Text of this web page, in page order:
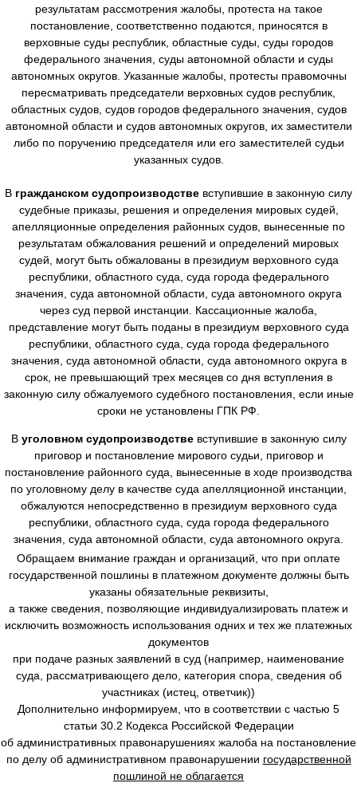
результатам рассмотрения жалобы, протеста на такое
постановление, соответственно подаются, приносятся в
верховные суды республик, областные суды, суды городов
федерального значения, суды автономной области и суды
автономных округов. Указанные жалобы, протесты правомочны
пересматривать председатели верховных судов республик,
областных судов, судов городов федерального значения, судов
автономной области и судов автономных округов, их заместители
либо по поручению председателя или его заместителей судьи
указанных судов.
В гражданском судопроизводстве вступившие в законную силу
судебные приказы, решения и определения мировых судей,
апелляционные определения районных судов, вынесенные по
результатам обжалования решений и определений мировых
судей, могут быть обжалованы в президиум верховного суда
республики, областного суда, суда города федерального
значения, суда автономной области, суда автономного округа
через суд первой инстанции. Кассационные жалоба,
представление могут быть поданы в президиум верховного суда
республики, областного суда, суда города федерального
значения, суда автономной области, суда автономного округа в
срок, не превышающий трех месяцев со дня вступления в
законную силу обжалуемого судебного постановления, если иные
сроки не установлены ГПК РФ.
В уголовном судопроизводствевступившие в законную силу
приговор и постановление мирового судьи, приговор и
постановление районного суда, вынесенные в ходе производства
по уголовному делу в качестве суда апелляционной инстанции,
обжалуются непосредственно в президиум верховного суда
республики, областного суда, суда города федерального
значения, суда автономной области, суда автономного округа.
Обращаем внимание граждан и организаций, что при оплате
государственной пошлины в платежном документе должны быть
указаны обязательные реквизиты,
а также сведения, позволяющие индивидуализировать платеж и
исключить возможность использования одних и тех же платежных
документов
при подаче разных заявлений в суд (например, наименование
суда, рассматривающего дело, категория спора, сведения об
участниках (истец, ответчик))
Дополнительно информируем, что в соответствии с частью 5
статьи 30.2 Кодекса Российской Федерации
об административных правонарушениях жалоба на постановление
по делу об административном правонарушении государственной
пошлиной не облагается